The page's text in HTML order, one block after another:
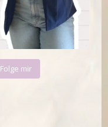
Folge mir